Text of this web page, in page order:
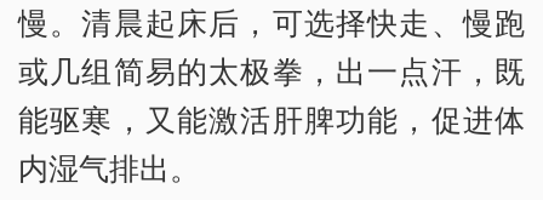
慢。清晨起床后，可选择快走、慢跑
或几组简易的太极拳，出一点汗，既
能驱寒，又能激活肝脾功能，促进体
内湿气排出。